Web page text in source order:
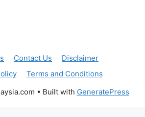
Contact Us
Disclaimer
Terms and Conditions
• Built with GeneratePress